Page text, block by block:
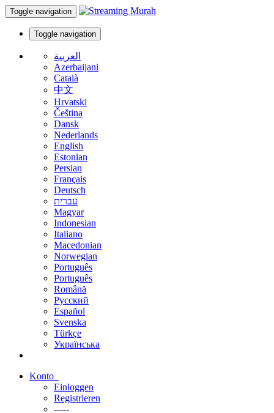
Toggle navigation
Toggle navigation
العربية
Azerbaijani
Català
中文
Hrvatski
Čeština
Dansk
Nederlands
English
Estonian
Persian
Français
Deutsch
עברית
Magyar
Indonesian
Italiano
Macedonian
Norwegian
Português
Português
Română
Русский
Español
Svenska
Türkçe
Українська
Konto
Einloggen
Registrieren
-----